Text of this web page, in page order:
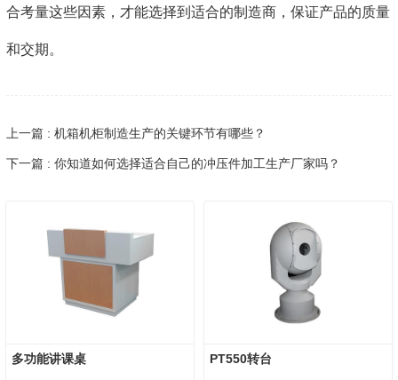
合考量这些因素，才能选择到适合的制造商，保证产品的质量
和交期。
上一篇 : 机箱机柜制造生产的关键环节有哪些？
下一篇 : 你知道如何选择适合自己的冲压件加工生产厂家吗？
多功能讲课桌 PT550转台